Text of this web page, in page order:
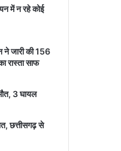
में न रहे कोई
ने जारी की 156
रास्ता साफ
3 घायल
छत्तीसगढ़ से